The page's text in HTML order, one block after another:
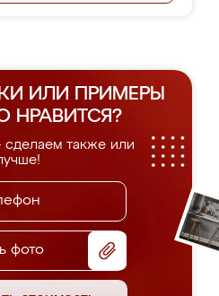
ИЛИ ПРИМЕРЫ
НРАВИТСЯ?
сделаем также или
фото